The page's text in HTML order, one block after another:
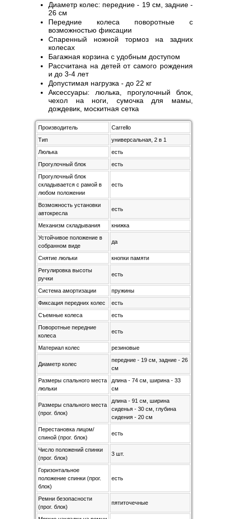
Диаметр колес: передние - 19 см, задние -
26 см
Передние колеса поворотные с
возможностью фиксации
Спаренный ножной тормоз на задних
колесах
Багажная корзина с удобным доступом
Рассчитана на детей от самого рождения
и до 3-4 лет
Допустимая нагрузка - до 22 кг
Аксессуары: люлька, прогулочный блок,
чехол на ноги, сумочка для мамы,
дождевик, москитная сетка
Производитель
Carrello
Тип
универсальная, 2 в 1
Люлька
есть
Прогулочный блок
есть
Прогулочный блок
складывается с рамой в
любом положении
есть
Возможность установки
автокресла
есть
Механизм складывания
книжка
Устойчивое положение в
собранном виде
да
Снятие люльки
кнопки памяти
Регулировка высоты
ручки
есть
Система амортизации
пружины
Фиксация передних колес
есть
Съемные колеса
есть
Поворотные передние
колеса
есть
Материал колес резиновые
Диаметр колес
передние - 19 см, задние - 26
см
Размеры спального места
люльки
длина - 74 см, ширина - 33
см
Размеры спального места
(прог. блок)
длина - 91 см, ширина
сиденья - 30 см, глубина
сидения - 20 см
Перестановка лицом/
спиной (прог. блок)
есть
Число положений спинки
(прог. блок)
3 шт.
Горизонтальное
положение спинки (прог.
блок)
есть
Ремни безопасности
(прог. блок)
пятиточечные